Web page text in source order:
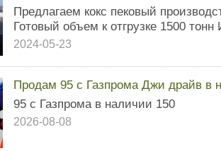
Предлагаем кокс пековый
Готовый объем к отгрузке 1500
2024-05-23
Продам 95 с Газпрома Джи драйв в
95 с Газпрома в наличии 150
2026-08-08